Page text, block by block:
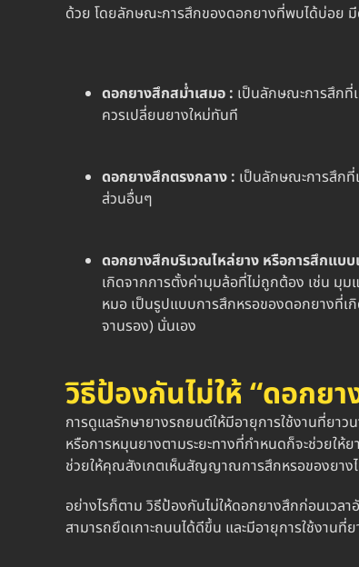
ด้วย โดยลักษณะการสึกของดอกยางที่พบได้บ่อย
ดอกยางสึกสม่ำเสมอ : เป็นลักษณะการสึกที่
ควรเปลี่ยนยางใหม่ทันที
ดอกยางสึกตรงกลาง : เป็นลักษณะการสึก
ส่วนอื่นๆ
ดอกยางสึกบริเวณไหล่ยาง หรือการสึกแบ
เกิดจากการตั้งค่ามุมล้อที่ไม่ถูกต้อง เช่น มุม
หมอ เป็นรูปแบบการสึกหรอของดอกยางที่เ
จานรอง) นั่นเอง
วิธีป้องกันไม่ให้ “ดอกยา
การดูแลรักษายางรถยนต์ให้มีอายุการใช้งานที่ยา
หรือการหมุนยางตามระยะทางที่กำหนดก็จะช่วยให้
ช่วยให้คุณสังเกตเห็นสัญญาณการสึกหรอของยาง
อย่างไรก็ตาม วิธีป้องกันไม่ให้ดอกยางสึกก่อนเวล
สามารถยึดเกาะถนนได้ดีขึ้น และมีอายุการใช้งานที่